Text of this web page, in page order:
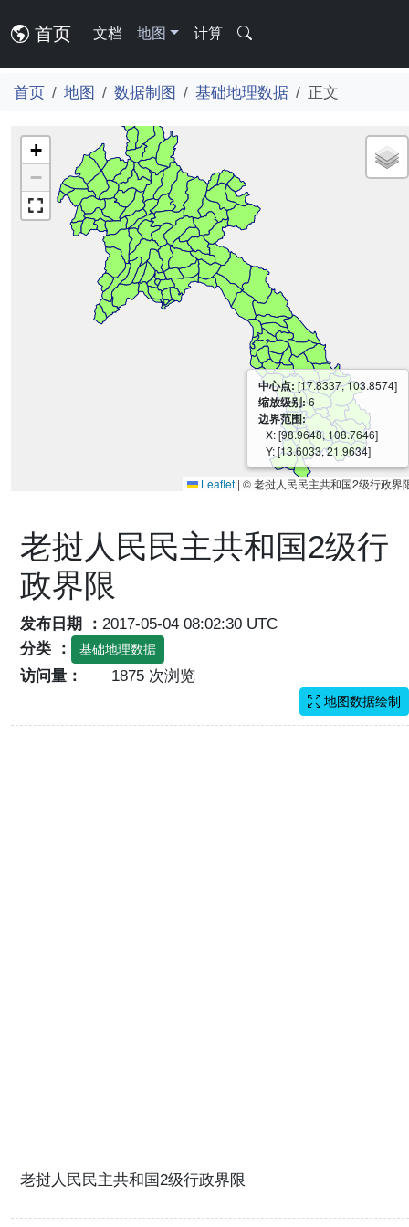
首页 文档 地图 计算
首页 地图 数据制图 基础地理数据 正文
+
−
中心点: [17.8337, 103.8574]
缩放级别:6
边界范围:
X: [98.9648, 108.7646]
Y: [13.6033, 21.9634]
Leaflet | © 老挝人民民主共和国2级行政界
老挝人民民主共和国2级行
政界限
发布日期 ： 2017-05-04 08:02:30 UTC
分类 ：
基础地理数据
访问量： 1875 次浏览
地图数据绘制
老挝人民民主共和国2级行政界限